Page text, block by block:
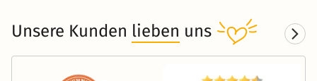
Unsere Kunden lieben uns